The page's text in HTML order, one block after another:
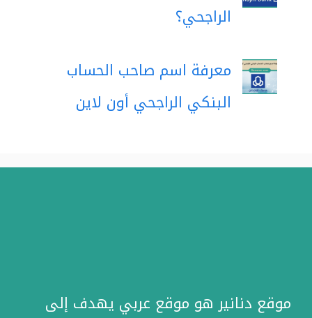
الراجحي؟
معرفة اسم صاحب الحساب
البنكي الراجحي أون لاين
موقع دنانير هو موقع عربي يهدف إلى